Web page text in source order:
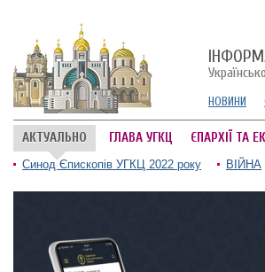
НОВИНИ
АКТУАЛЬНО ГЛАВА УГКЦ ЄПАРХІЇ ТА
Синод Єпископів УГКЦ 2022 року ВІЙНА